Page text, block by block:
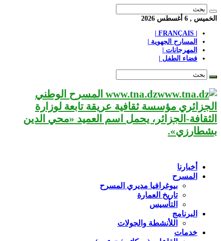
الخميس , 6 أغسطس 2026
المسارح الجهوية |
المهرجانات |
فضاء الطفل |
www.tna.dz المسرح الوطني
الجزائري مؤسسة ثقافية عريقة تابعة لوزارة
الثقافة-الجزائر، يحمل اسم العميد «محي الدين
بشطارزي».
أخبارنا
المسرح
بيوغرافيا مديري المسرح
تاريخ العمارة
التأسيس
البرنامج
اللأنشطة والجولات
خدمات